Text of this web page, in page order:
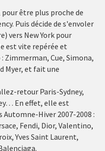
pour être plus proche de
Puis décide de s'envoler
vers New York pour
est vite repérée et
Zimmerman, Cue, Simona,
Myer, et fait une
retour Paris-Sydney,
En effet, elle est
Automne-Hiver 2007-2008 :
Fendi, Dior, Valentino,
Yves Saint Laurent,